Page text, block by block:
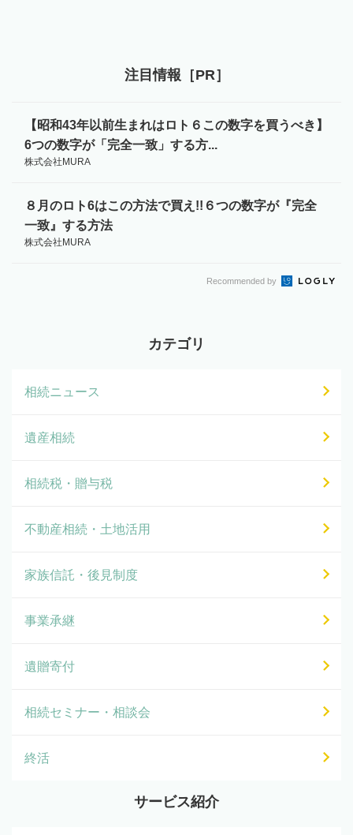
注目情報［PR］
【昭和43年以前生まれはロト６この数字を買うべき】
6つの数字が「完全一致」する方...
株式会社MURA
８月のロト6はこの方法で買え!!６つの数字が『完全
一致』する方法
株式会社MURA
Recommended by
カテゴリ
相続ニュース
遺産相続
相続税・贈与税
不動産相続・土地活用
家族信託・後見制度
事業承継
遺贈寄付
相続セミナー・相談会
終活
サービス紹介